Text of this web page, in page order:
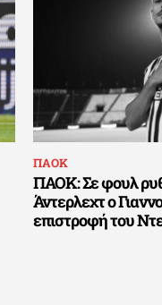
ΠΑΟΚ
ΠΑΟΚ: Σε φουλ
Άντερλεχτ ο
επιστροφή του